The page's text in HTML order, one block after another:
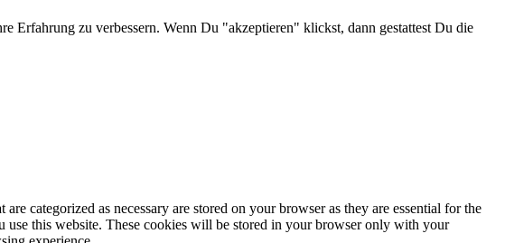
Erfahrung zu verbessern. Wenn Du "akzeptieren" klickst, dann gestattest Du die
categorized as necessary are stored on your browser as they are essential for the
this website. These cookies will be stored in your browser only with your